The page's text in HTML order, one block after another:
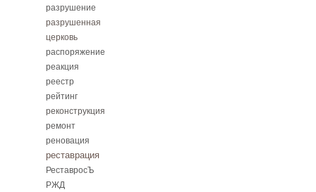
разрушение
разрушенная
церковь
распоряжение
реакция
реестр
рейтинг
реконструкция
ремонт
реновация
реставрация
РеставросЪ
РЖД